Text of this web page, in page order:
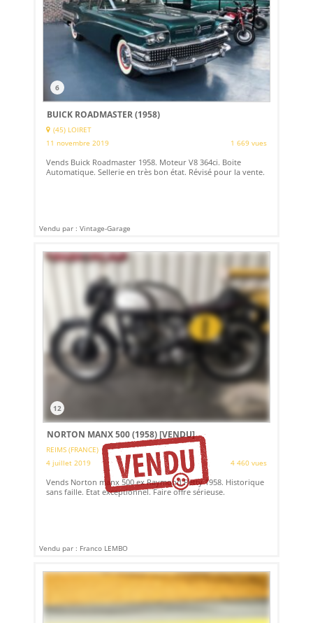
6
BUICK ROADMASTER (1958)
(45) LOIRET
11 novembre 2019
1 669 vues
Vends Buick Roadmaster 1958. Moteur V8 364ci. Boite
Automatique. Sellerie en très bon état. Révisé pour la vente.
Vendu par : Vintage-Garage
12
NORTON MANX 500 (1958)[VENDU]
REIMS (FRANCE)
4 juillet 2019
4 460 vues
Vends Norton manx 500 ex Raymond Petty 1958. Historique
sans faille. Etat exceptionnel. Faire offre sérieuse.
Vendu par : Franco LEMBO